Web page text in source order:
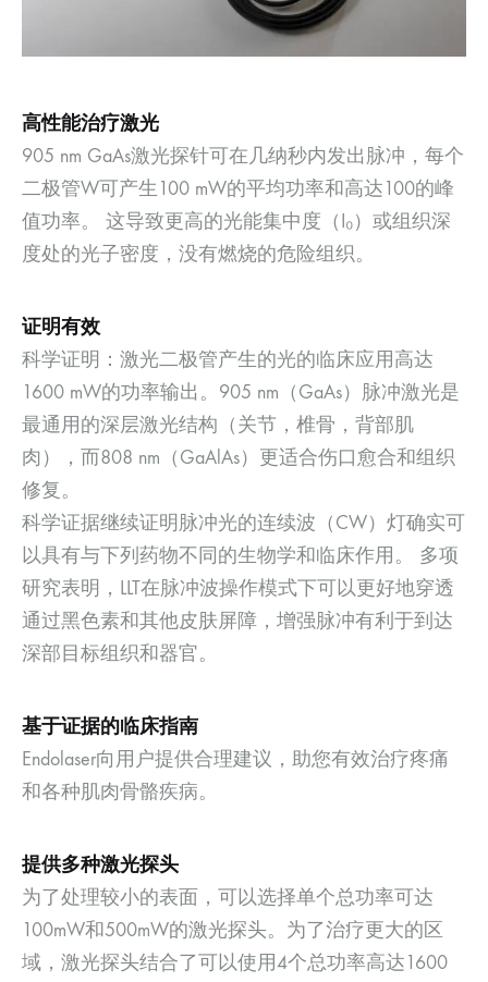
高性能治疗激光
905 nm GaAs激光探针可在几纳秒内发出脉冲，每个
二极管W可产生100 mW的平均功率和高达100的峰
值功率。 这导致更高的光能集中度（I₀）或组织深
度处的光子密度，没有燃烧的危险组织。
证明有效
科学证明：激光二极管产生的光的临床应用高达
1600 mW的功率输出。905 nm（GaAs）脉冲激光是
最通用的深层激光结构（关节，椎骨，背部肌
肉），而808 nm（GaAlAs）更适合伤口愈合和组织
修复。
科学证据继续证明脉冲光的连续波（CW）灯确实可
以具有与下列药物不同的生物学和临床作用。 多项
研究表明，LLT在脉冲波操作模式下可以更好地穿透
通过黑色素和其他皮肤屏障，增强脉冲有利于到达
深部目标组织和器官。
基于证据的临床指南
Endolaser向用户提供合理建议，助您有效治疗疼痛
和各种肌肉骨骼疾病。
提供多种激光探头
为了处理较小的表面，可以选择单个总功率可达
100mW和500mW的激光探头。为了治疗更大的区
域，激光探头结合了可以使用4个总功率高达1600